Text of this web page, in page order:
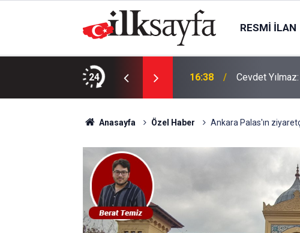
RESMI İLAN
24
yollar yenileniyor 16:38 Cevdet
Anasayfa Özel Haber Ankara Palas'ın